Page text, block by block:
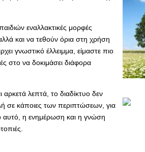
εναλλακτικές μορφές
και να τεθούν όρια στη χρήση
γνωστικό έλλειμμα, είμαστε πιο
στο να δοκιμάσει διάφορα
λεπτά, το διαδίκτυο δεν
σε κάποιες των περιπτώσεων, για
αυτό, η ενημέρωση και η γνώση